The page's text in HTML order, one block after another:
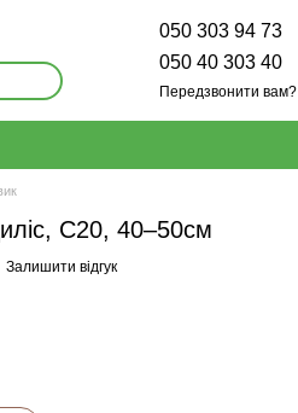
050 303 94 73
050 40 303 40
Передзвонити вам?
С20, 40–50см
Залишити відгук